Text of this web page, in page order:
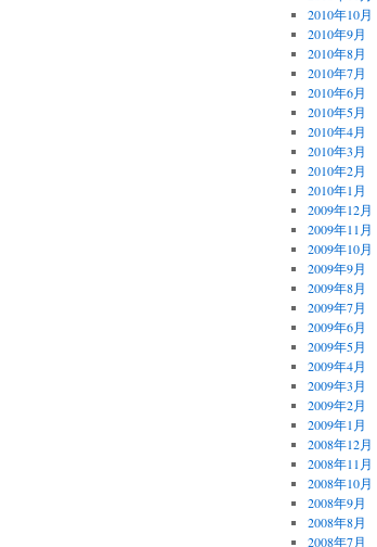
2010年10月
2010年9月
2010年8月
2010年7月
2010年6月
2010年5月
2010年4月
2010年3月
2010年2月
2010年1月
2009年12月
2009年11月
2009年10月
2009年9月
2009年8月
2009年7月
2009年6月
2009年5月
2009年4月
2009年3月
2009年2月
2009年1月
2008年12月
2008年11月
2008年10月
2008年9月
2008年8月
2008年7月